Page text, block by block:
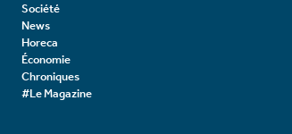
Société
News
Horeca
Économie
Chroniques
#Le Magazine